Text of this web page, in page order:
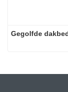
Gegolfde